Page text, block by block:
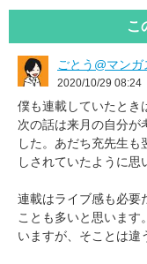
こ
ごとう@マン
2020/10/29 08:24
僕も連載していたとき
次の話は来月の自分
した。あだち充先生
しされていたように思
連載はライブ感も必要
ことも多いと思います
いますが、そことは違